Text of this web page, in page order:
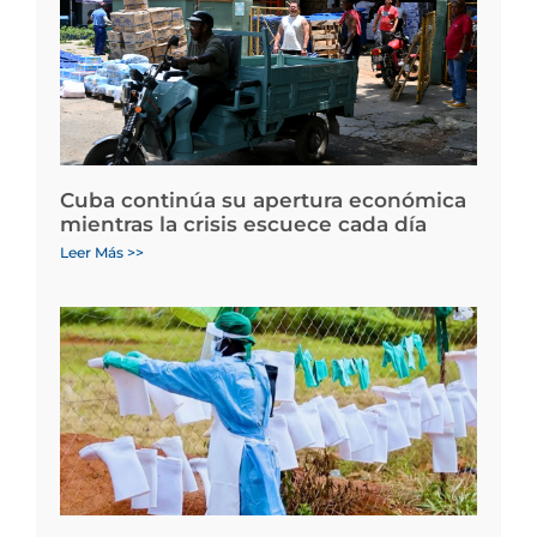
Cuba continúa su apertura económica
mientras la crisis escuece cada día
Leer Más >>